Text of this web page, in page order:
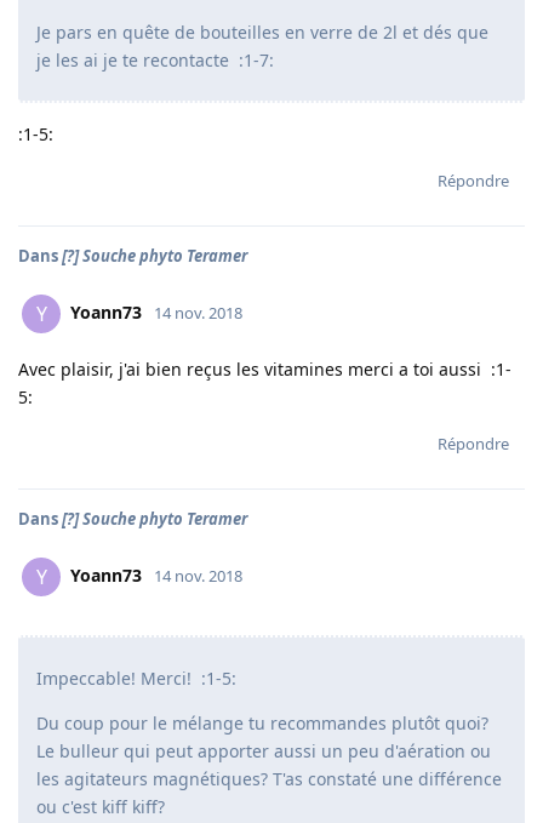
Je pars en quête de bouteilles en verre de 2l et dés que
je les ai je te recontacte :1-7:
:1-5:
Répondre
Dans[?] Souche phyto Teramer
Y Yoann73 14 nov. 2018
Avec plaisir, j'ai bien reçus les vitamines merci a toi aussi :1-
5:
Répondre
Dans[?] Souche phyto Teramer
Y Yoann73 14 nov. 2018
Impeccable! Merci! :1-5:
Du coup pour le mélange tu recommandes plutôt quoi?
Le bulleur qui peut apporter aussi un peu d'aération ou
les agitateurs magnétiques? T'as constaté une différence
ou c'est kiff kiff?